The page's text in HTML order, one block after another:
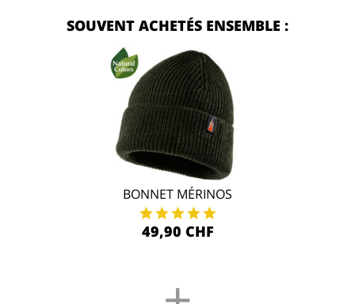
SOUVENT ACHETÉS ENSEMBLE :
BONNET MÉRINOS
49,90 CHF